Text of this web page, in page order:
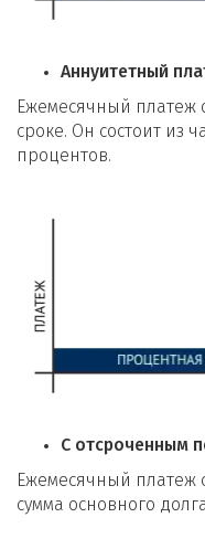
Аннуитетный
Ежемесячный платеж
сроке. Он состоит из
процентов.
С отсроченным
Ежемесячный платеж
сумма основного